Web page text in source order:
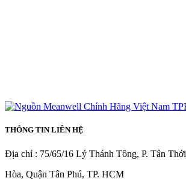
THÔNG TIN LIÊN HỆ
Địa chỉ : 75/65/16 Lý Thánh Tông, P. Tân Thới
Hòa, Quận Tân Phú, TP. HCM